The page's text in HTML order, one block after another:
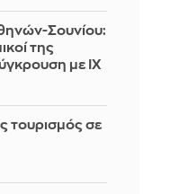
Σουνίου:
της
με ΙΧ
τουρισμός σε